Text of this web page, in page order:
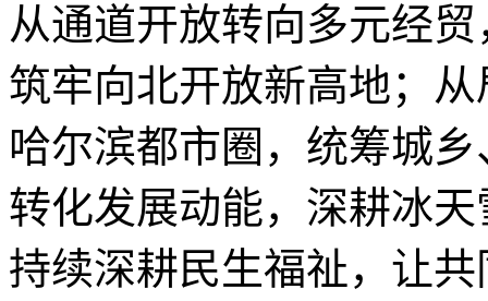
从通道开放转向多元经
筑牢向北开放新高地；
哈尔滨都市圈，统筹城
转化发展动能，深耕冰
持续深耕民生福祉，让